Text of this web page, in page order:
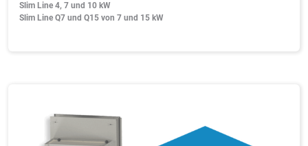
Slim Line 4, 7 und 10 kW
Slim Line Q7 und Q15 von 7 und 15 kW